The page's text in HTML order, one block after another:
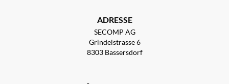
ADRESSE
SECOMP AG
Grindelstrasse 6
8303 Bassersdorf